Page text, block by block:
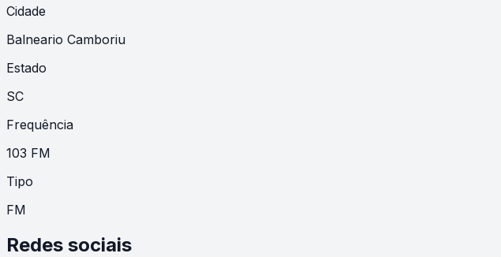
Cidade
Balneario Camboriu
Estado
SC
Frequência
103 FM
Tipo
FM
Redes sociais